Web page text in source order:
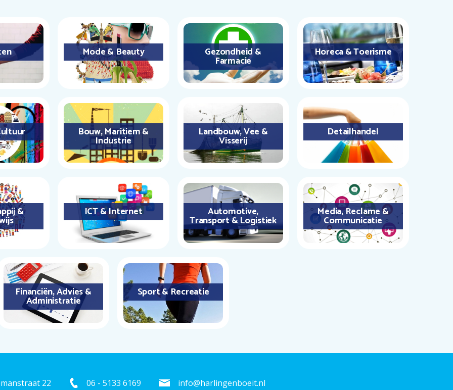
Mode & Beauty Gezondheid &
Farmacie
Horeca & Toerisme
Bouw, Maritiem &
Industrie
Landbouw, Vee &
Visserij
Detailhandel
& ICT & Internet Automotive,
Transport & Logistiek
Media, Reclame &
Communicatie
Financiën, Advies &
Administratie
Sport & Recreatie
22
06 - 5133 6169 info@harlingenboeit.nl